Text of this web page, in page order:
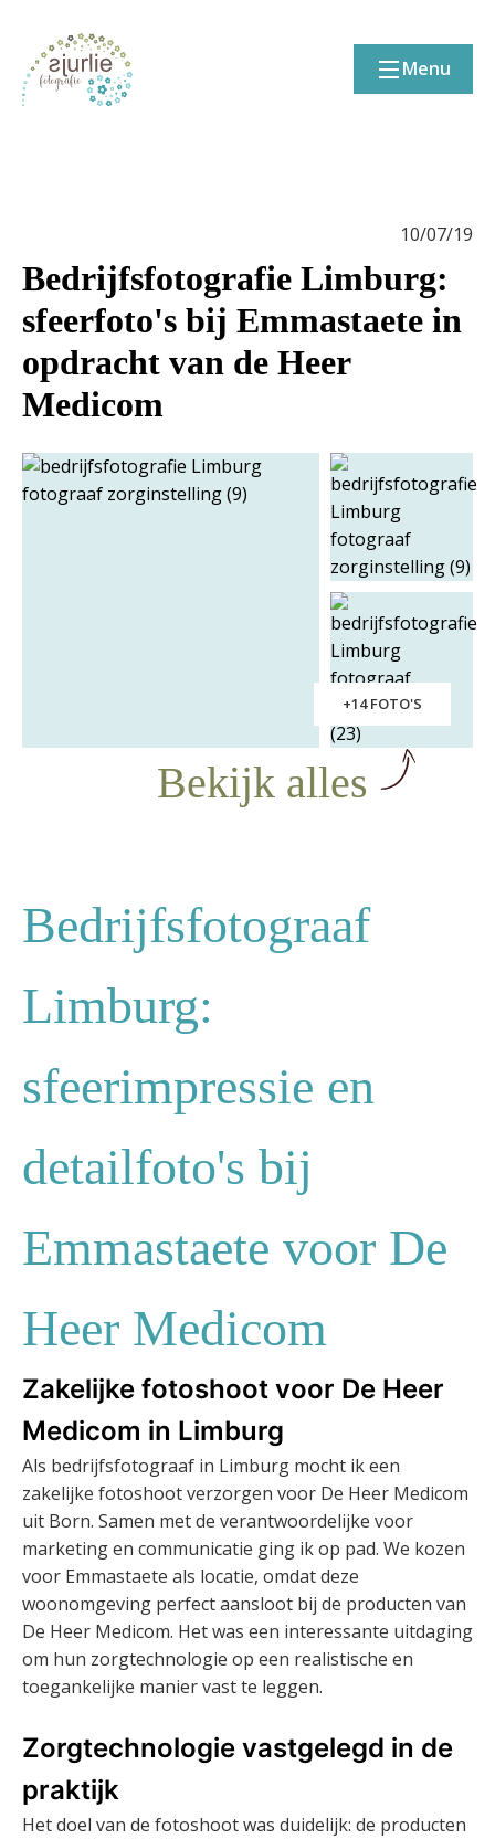
Menu
10/07/19
Bedrijfsfotografie Limburg:
sfeerfoto's bij Emmastaete in
opdracht van de Heer
Medicom
+14 FOTO'S
Bekijk alles
Bedrijfsfotograaf
Limburg:
sfeerimpressie en
detailfoto's bij
Emmastaete voor De
Heer Medicom
Zakelijke fotoshoot voor De Heer
Medicom in Limburg
Als bedrijfsfotograaf in Limburg mocht ik een
zakelijke fotoshoot verzorgen voor De Heer Medicom
uit Born. Samen met de verantwoordelijke voor
marketing en communicatie ging ik op pad. We kozen
voor Emmastaete als locatie, omdat deze
woonomgeving perfect aansloot bij de producten van
De Heer Medicom. Het was een interessante uitdaging
om hun zorgtechnologie op een realistische en
toegankelijke manier vast te leggen.
Zorgtechnologie vastgelegd in de
praktijk
Het doel van de fotoshoot was duidelijk: de producten